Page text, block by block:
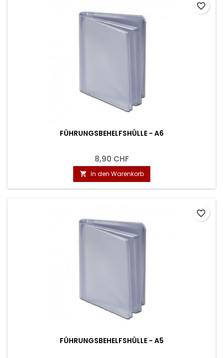
FÜHRUNGSBEHELFSHÜLLE - A6
8,90 CHF
 In den Warenkorb
favorite_border
FÜHRUNGSBEHELFSHÜLLE - A5
favorite_border